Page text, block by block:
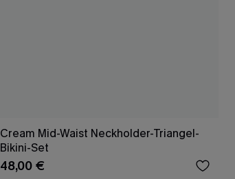
Cream Mid-Waist Neckholder-Triangel-
Bikini-Set
48,00 €